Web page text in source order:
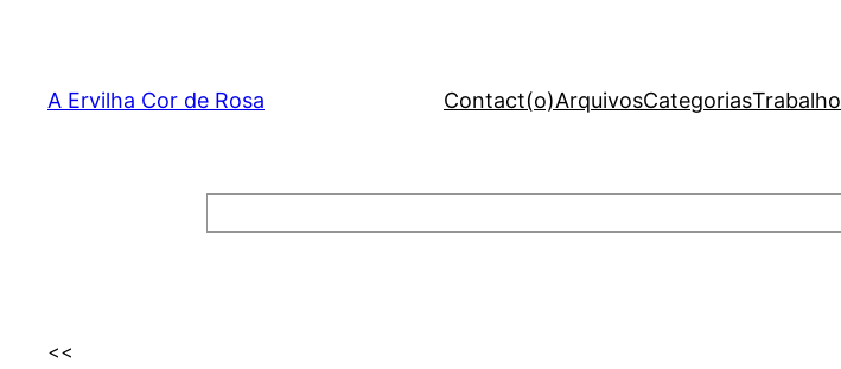
content
A Ervilha Cor de Rosa Contact(o)ArquivosCategoriasTrabalho
<<